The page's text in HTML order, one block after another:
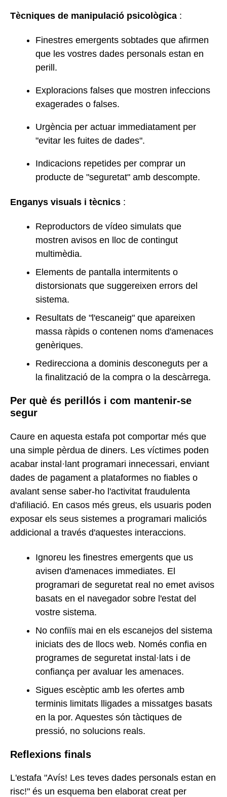
Tècniques de manipulació psicològica :
Finestres emergents sobtades que afirmen
que les vostres dades personals estan en
perill.
Exploracions falses que mostren infeccions
exagerades o falses.
Urgència per actuar immediatament per
"evitar les fuites de dades".
Indicacions repetides per comprar un
producte de "seguretat" amb descompte.
Enganys visuals i tècnics :
Reproductors de vídeo simulats que
mostren avisos en lloc de contingut
multimèdia.
Elements de pantalla intermitents o
distorsionats que suggereixen errors del
sistema.
Resultats de "l'escaneig" que apareixen
massa ràpids o contenen noms d'amenaces
genèriques.
Redirecciona a dominis desconeguts per a
la finalització de la compra o la descàrrega.
Per què és perillós i com mantenir-se
segur
Caure en aquesta estafa pot comportar més que
una simple pèrdua de diners. Les víctimes poden
acabar instal·lant programari innecessari, enviant
dades de pagament a plataformes no fiables o
avalant sense saber-ho l'activitat fraudulenta
d'afiliació. En casos més greus, els usuaris poden
exposar els seus sistemes a programari maliciós
addicional a través d'aquestes interaccions.
Ignoreu les finestres emergents que us
avisen d'amenaces immediates. El
programari de seguretat real no emet avisos
basats en el navegador sobre l'estat del
vostre sistema.
No confiïs mai en els escanejos del sistema
iniciats des de llocs web. Només confia en
programes de seguretat instal·lats i de
confiança per avaluar les amenaces.
Sigues escèptic amb les ofertes amb
terminis limitats lligades a missatges basats
en la por. Aquestes són tàctiques de
pressió, no solucions reals.
Reflexions finals
L'estafa "Avís! Les teves dades personals estan en
risc!" és un esquema ben elaborat creat per